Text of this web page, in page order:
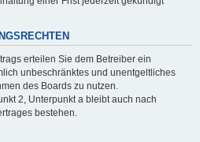
erteilen Sie dem Betreiber ein
unbeschränktes und unentgeltliches
des Boards zu nutzen.
2, Unterpunkt a bleibt auch nach
bestehen.